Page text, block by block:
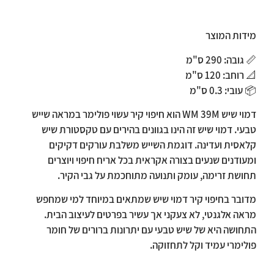
מידות המוצר
📏 גובה: 290 ס"מ
📐 רוחב: 120 ס"מ
📦עובי: 0.3 ס"מ
דמוי שיש WM 39M הוא חיפוי קיר עשוי פולימר במראה שייש
טבעי. דמוי שיש זה הינו בגוונים בהירים עם טקסטורת שיש
קלאסית ועדינה. דוגמת השייש משלבת עורקים דקיקים
ומעודנים שנעים בצורה אקראית בכל אריח חיפוי ויוצרים
תחושת זרימה, עומק ותנועה מתוחכמת על גבי הקיר.
מדובר בחיפוי קיר דמוי שיש שמתאים במיוחד למי שמחפש
מראה אלגנטי, לא צעקני אך עשיר בפרטים לעיצוב הבית.
התחושה היא של שיש טבעי עם יתרונות ברורים של חומר
פולימרי עמיד וקל לתחזוקה.